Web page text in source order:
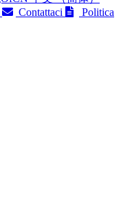
Contattaci
Politica